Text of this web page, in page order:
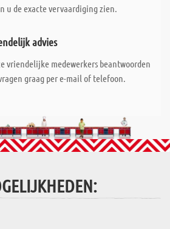
u de exacte vervaardiging zien.
advies
vriendelijke medewerkers beantwoorden
graag per e-mail of telefoon.